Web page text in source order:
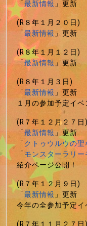
「最新情報」更新
(R８年１月２０日)
「最新情報」更新
(R８年１月１２日)
「最新情報」更新
(R８年１月３日)
「最新情報」更新
１月の参加予定イベ
(R７年１２月２７日)
「最新情報」更新
「クトゥウルウの
「モンスターラリ
紹介ページ公開！
(R７年１２月９日)
「最新情報」更新
今年の全参加予定